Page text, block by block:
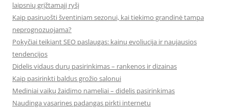
laipsnių grįžtamąjį ryšį
Kaip pasiruošti šventiniam sezonui, kai tiekimo grandinė tampa
neprognozuojama?
Pokyčiai teikiant SEO paslaugas: kainų evoliucija ir naujausios
tendencijos
Didelis vidaus durų pasirinkimas – rankenos ir dizainas
Kaip pasirinkti baldus grožio salonui
Mediniai vaikų žaidimo nameliai – didelis pasirinkimas
Naudinga vasarines padangas pirkti internetu